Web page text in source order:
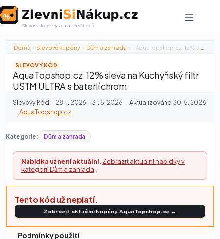
to
content
Domů › Slevové kupóny › Dům a zahrada › AquaTopshop.cz: 12% sleva na Kuchyňský filtr…
SLEVOVÝ KÓD
AquaTopshop.cz: 12% sleva na Kuchyňský filtr
USTM ULTRA s baterií chrom
Slevový kód · 28. 1. 2026 – 31. 5. 2026 · Aktualizováno 30. 5. 2026
· AquaTopshop.cz
Kategorie: Dům a zahrada
Nabídka už není aktuální. Zobrazit aktuální nabídky v
kategorii Dům a zahrada
Tento kód už neplatí.
Zobrazit aktuální kupóny AquaTopshop.cz →
Podmínky použití